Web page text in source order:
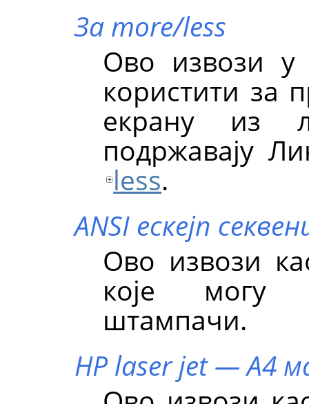
За more/less
Ово извози у
користити за
екрану из
подржавају
less.
ANSI ескејп
Ово извози
које могу
штампачи.
HP laser jet — А4